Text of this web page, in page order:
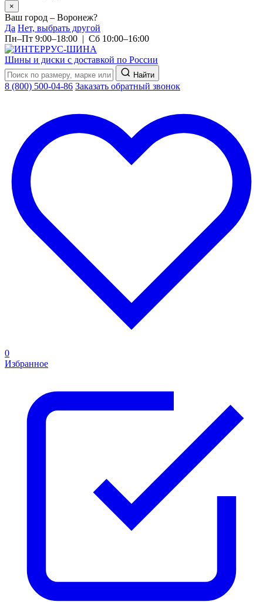
×
Ваш город – Воронеж?
Да Нет, выбрать другой
Пн–Пт 9:00–18:00 | Сб 10:00–16:00
Шины и диски с доставкой по России
Найти
8 (800) 500-04-86 Заказать обратный звонок
0
Избранное